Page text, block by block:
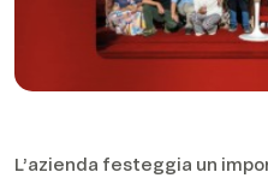
L’azienda festeggia un